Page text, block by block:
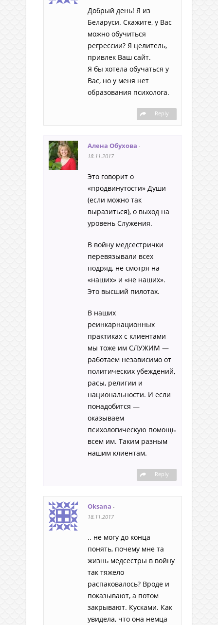
Добрый день! Я из
Беларуси. Скажите, у Вас
можно обучиться
регрессии? Я целитель,
привлек Ваш сайт.
Я бы хотела обучаться у
Вас, но у меня нет
образования психолога.
Reply
Алена Обухова -
18.11.2017
Это говорит о
«продвинутости» Души
(если можно так
выразиться), о выход на
уровень Служения.
В войну медсестрички
перевязывали всех
подряд, не смотря на
«наших» и «не наших».
Это высший пилотах.
В наших
реинкарнационных
практиках с клиентами
мы тоже им СЛУЖИМ —
работаем независимо от
политических убеждений,
расы, религии и
национальности. И если
понадобится —
оказываем
психологическую помощь
всем им. Таким разным
нашим клиентам.
Reply
Oksana -
18.11.2017
.. не могу до конца
понять, почему мне та
жизнь медсестры в войну
так тяжело
распаковалось? Вроде и
показывают, а потом
закрывают. Кусками. Как
увидела, что она немца